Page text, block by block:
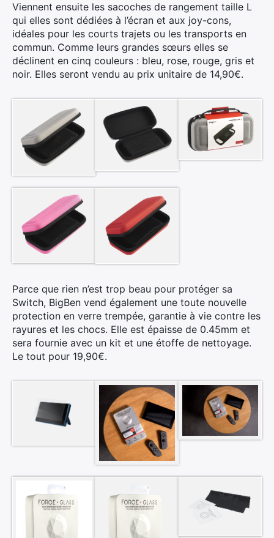
Viennent ensuite les sacoches de rangement taille L
qui elles sont dédiées à l’écran et aux joy-cons,
idéales pour les courts trajets ou les transports en
commun. Comme leurs grandes sœurs elles se
déclinent en cinq couleurs : bleu, rose, rouge, gris et
noir. Elles seront vendu au prix unitaire de 14,90€.
Parce que rien n’est trop beau pour protéger sa
Switch, BigBen vend également une toute nouvelle
protection en verre trempée, garantie à vie contre les
rayures et les chocs. Elle est épaisse de 0.45mm et
sera fournie avec un kit et une étoffe de nettoyage.
Le tout pour 19,90€.